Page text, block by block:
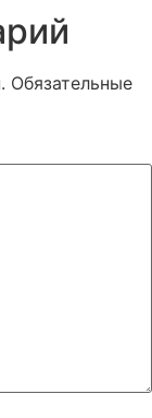
Обязательные